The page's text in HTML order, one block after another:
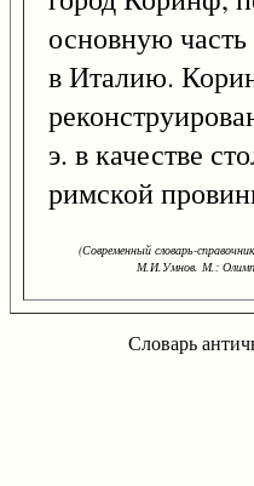
основную часть
в Италию.
э. в качестве
римской
(Современный словарь-
М.И.Умнов. М.:
Словарь